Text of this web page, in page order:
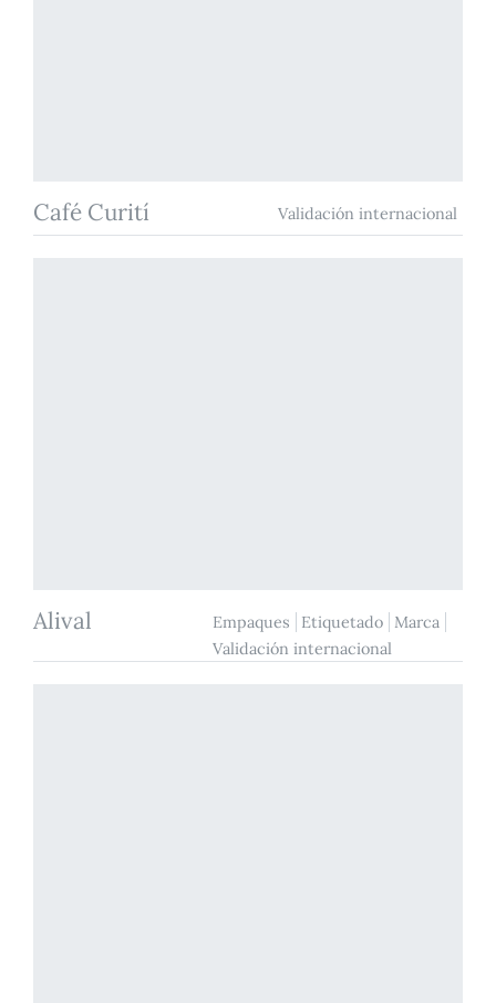
Café Curití Validación internacional
Alival Empaques Etiquetado
Marca
Validación internacional